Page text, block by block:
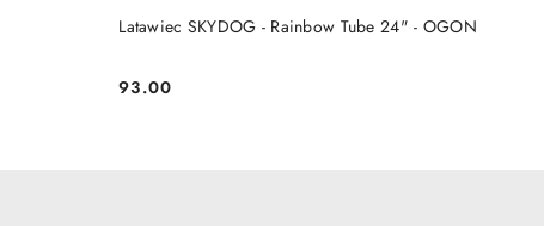
Latawiec SKYDOG - Rainbow Tube 24" - OGON
Cena:
93.00
PRODUKT NIEDOSTĘPNY